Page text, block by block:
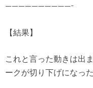
——————————-
【結果】
これと言った動きは出
ークが切り下げになっ